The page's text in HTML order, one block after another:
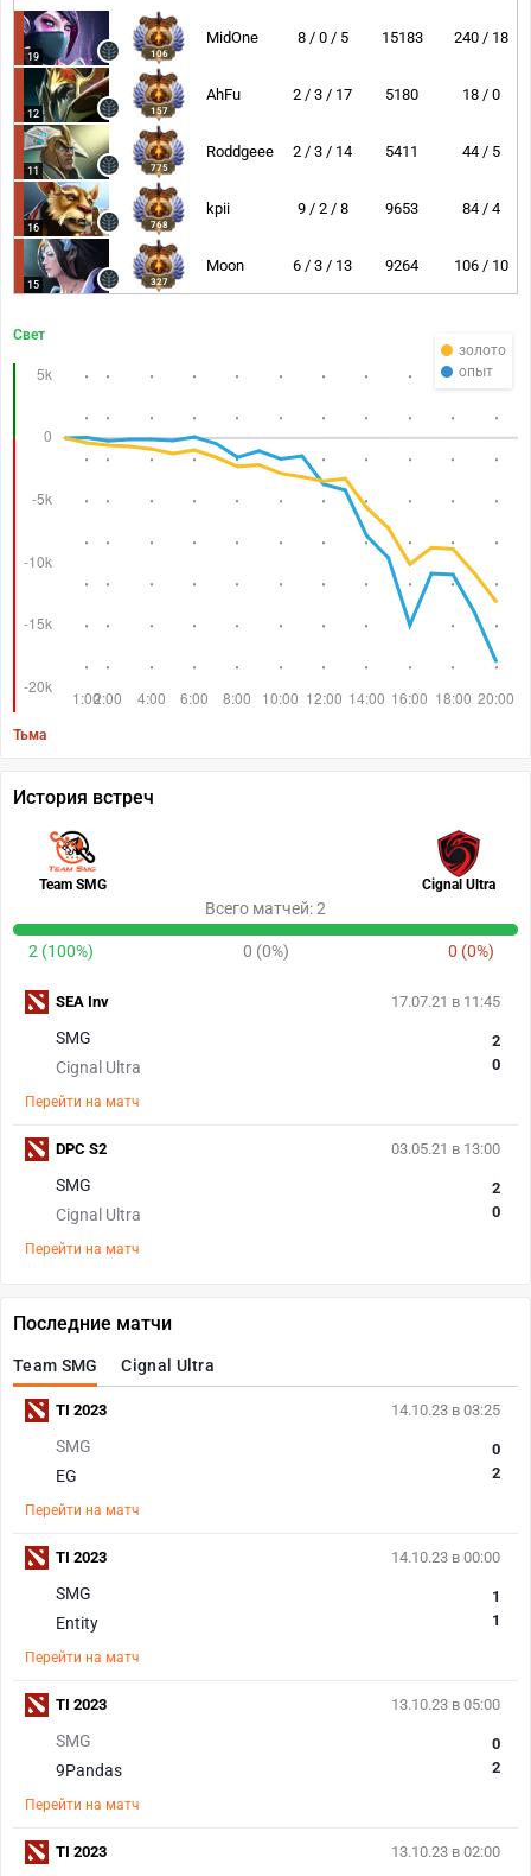
19 106
MidOne 8 / 0 / 5 15183 240 / 18
12 157
AhFu 2 / 3 / 17 5180 18 / 0
11 775
Roddgeee 2 / 3 / 14 5411 44 / 5
16 768
kpii 9 / 2 / 8 9653 84 / 4
15 327
Moon 6 / 3 / 13 9264 106 / 10
золото
опыт
Свет
Тьма
История встреч
Team SMG Cignal Ultra
Всего матчей: 2
2 (100%) 0 (0%) 0 (0%)
17.07.21 в 11:45
SMG
Cignal Ultra
2
0
Перейти на матч
SEA Inv
03.05.21 в 13:00
SMG
Cignal Ultra
2
0
Перейти на матч
DPC S2
Последние матчи
Team SMG Cignal Ultra
14.10.23 в 03:25
SMG
EG
0
2
Перейти на матч
TI 2023
14.10.23 в 00:00
SMG
Entity
1
1
Перейти на матч
TI 2023
13.10.23 в 05:00
SMG
9Pandas
0
2
Перейти на матч
TI 2023
13.10.23 в 02:00
TI 2023